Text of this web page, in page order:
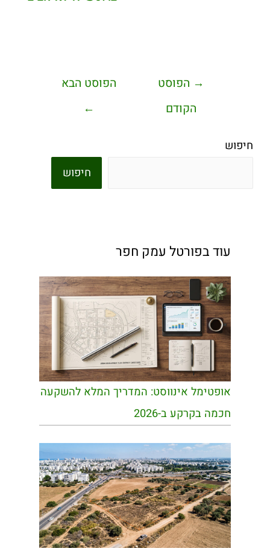
→ הפוסט
הקודם
הפוסט הבא
←
חיפוש
חיפוש
עוד בפורטל עמק חפר
אופטימל אינווסט: המדריך המלא להשקעה
חכמה בקרקע ב-2026